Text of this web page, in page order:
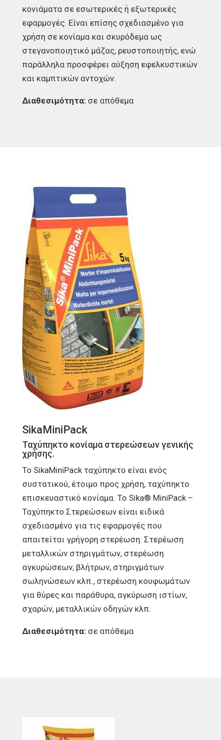
κονιάματα σε εσωτερικές ή εξωτερικές
εφαρμογές. Είναι επίσης σχεδιασμένο για
χρήση σε κονίαμα και σκυρόδεμα ως
στεγανοποιητικό μάζας, ρευστοποιητής, ενώ
παράλληλα προσφέρει αύξηση εφελκυστικών
και καμπτικών αντοχών.
Διαθεσιμότητα:σε απόθεμα
SikaMiniPack
Ταχύπηκτο κονίαμα στερεώσεων γενικής
χρήσης.
Το SikaMiniPack ταχύπηκτο είναι ενός
συστατικού, έτοιμο προς χρήση, ταχύπηκτο
επισκευαστικό κονίαμα. Το Sika® MiniPack –
Ταχύπηκτο Στερεώσεων είναι ειδικά
σχεδιασμένο για τις εφαρμογές που
απαιτείται γρήγορη στερέωση: Στερέωση
μεταλλικών στηριγμάτων, στερέωση
αγκυρώσεων, βλήτρων, στηριγμάτων
σωληνώσεων κλπ., στερέωση κουφωμάτων
για θύρες και παράθυρα, αγκύρωση ιστίων,
σχαρών, μεταλλικών οδηγών κλπ.
Διαθεσιμότητα:σε απόθεμα